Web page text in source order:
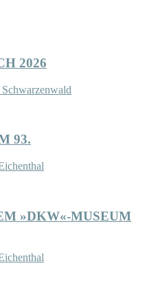
2026
93.
»DKW«-MUSEUM